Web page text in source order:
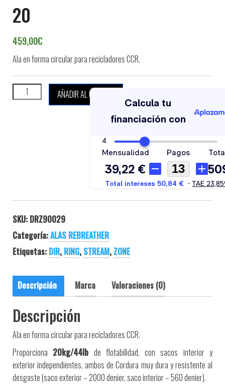
20
459,00€
Alaen formacircularpara recicladores CCR.
DIRZONE STREAM RING CCR 20 cantidad
AÑADIR AL CARRITO
SKU: DRZ90029
Categoría:ALAS REBREATHER
Etiquetas: DIR, RING, STREAM, ZONE
Descripción Marca Valoraciones (0)
Descripción
Alaen formacircularpara recicladores CCR.
Proporciona 20kg/44lb de flotabilidad, con sacos interior y
exteriorindependientes, ambos deCordura muy dura yresistente al
desgaste(saco exterior– 2000denier,sacointerior– 560denier).